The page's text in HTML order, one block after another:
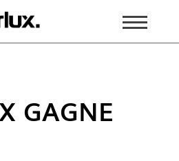
GAGNE